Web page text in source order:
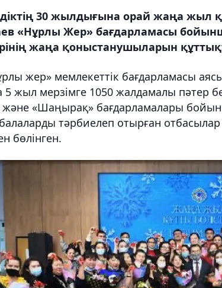
30 жылдығына орай жаңа жыл
«Нұрлы Жер» бағдарламасы
жаңа қоныстанушыларын
жер» мемлекеттік бағдарламасы
5 жыл мерзімге 1050 жалдамалы пәтер
және «Шаңырақ» бағдарламалары
тәрбиелеп отырған
бөлінген.